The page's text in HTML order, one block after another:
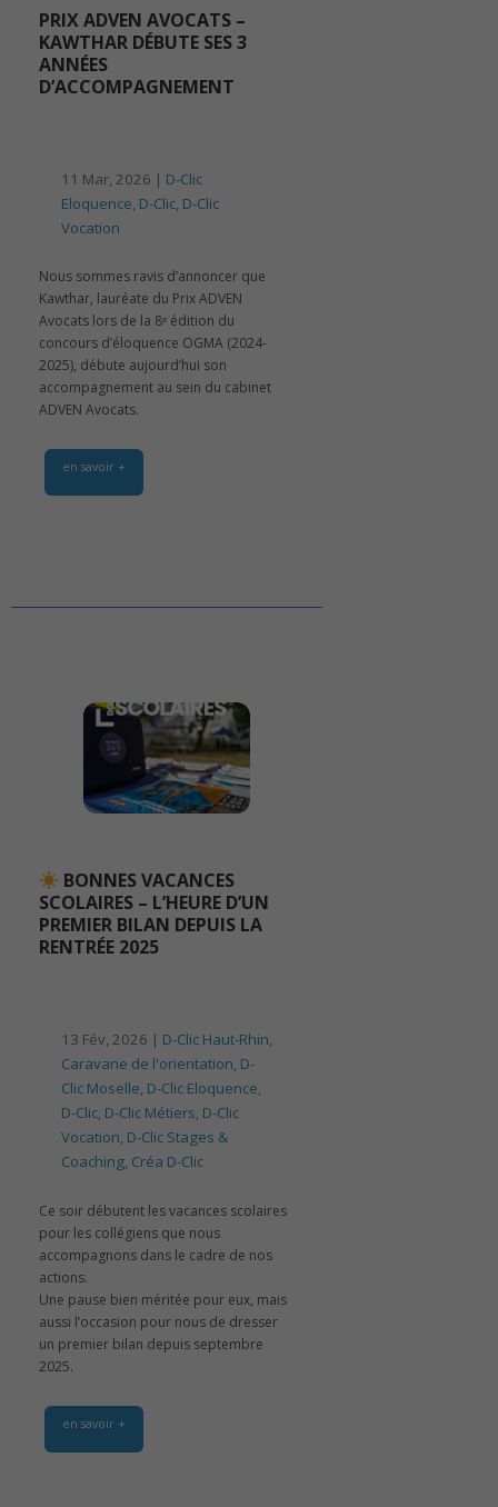
PRIX ADVEN AVOCATS –
KAWTHAR DÉBUTE SES 3
ANNÉES
D’ACCOMPAGNEMENT
11 Mar, 2026 | D-Clic
Eloquence, D-Clic, D-Clic
Vocation
Nous sommes ravis d’annoncer que
Kawthar, lauréate du Prix ADVEN
Avocats lors de la 8ᵉ édition du
concours d’éloquence OGMA (2024-
2025), débute aujourd’hui son
accompagnement au sein du cabinet
ADVEN Avocats.
en savoir +
BONNES VACANCES
SCOLAIRES – L’HEURE D’UN
PREMIER BILAN DEPUIS LA
RENTRÉE 2025
13 Fév, 2026 | D-Clic Haut-Rhin,
Caravane de l'orientation, D-
Clic Moselle, D-Clic Eloquence,
D-Clic, D-Clic Métiers, D-Clic
Vocation, D-Clic Stages &
Coaching, Créa D-Clic
Ce soir débutent les vacances scolaires
pour les collégiens que nous
accompagnons dans le cadre de nos
actions.
Une pause bien méritée pour eux, mais
aussi l’occasion pour nous de dresser
un premier bilan depuis septembre
2025.
en savoir +